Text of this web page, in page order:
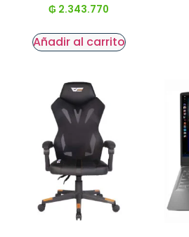
₲ 2.343.770
Añadir al carrito